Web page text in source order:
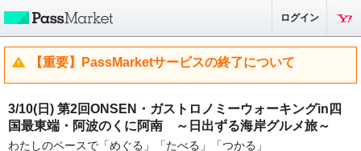
ログイン
【重要】PassMarketサービスの終了について
3/10(日) 第2回ONSEN・ガストロノミーウォーキングin四
国最東端・阿波のくに阿南 ～日出ずる海岸グルメ旅～
わたしのペースで「めぐる」「たべる」「つかる」